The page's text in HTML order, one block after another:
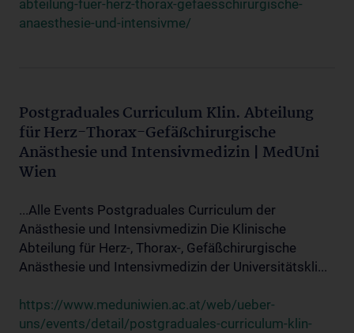
abteilung-fuer-herz-thorax-gefaesschirurgische-
anaesthesie-und-intensivme/
Postgraduales Curriculum Klin. Abteilung
für Herz-Thorax-Gefäßchirurgische
Anästhesie und Intensivmedizin | MedUni
Wien
...Alle Events Postgraduales Curriculum der
Anästhesie und Intensivmedizin Die Klinische
Abteilung für Herz-, Thorax-, Gefäßchirurgische
Anästhesie und Intensivmedizin der Universitätskli...
https://www.meduniwien.ac.at/web/ueber-
uns/events/detail/postgraduales-curriculum-klin-